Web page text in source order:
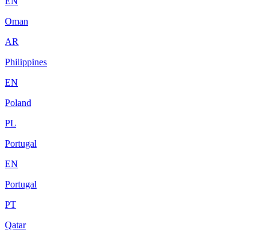
Oman
AR
Philippines
EN
Poland
PL
Portugal
EN
Portugal
PT
Qatar